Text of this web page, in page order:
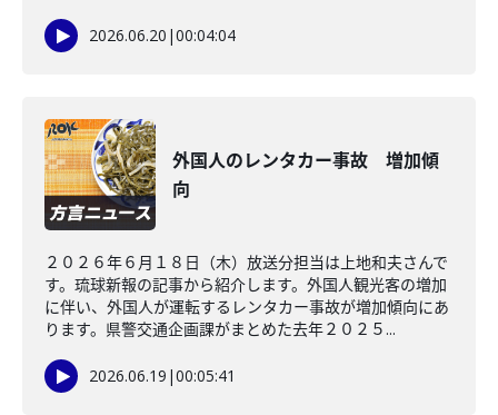
2026.06.20 |00:04:04
外国人のレンタカー事故 増加傾
向
２０２６年６月１８日（木）放送分担当は上地和夫さんで
す。琉球新報の記事から紹介します。外国人観光客の増加
に伴い、外国人が運転するレンタカー事故が増加傾向にあ
ります。県警交通企画課がまとめた去年２０２５...
2026.06.19 |00:05:41